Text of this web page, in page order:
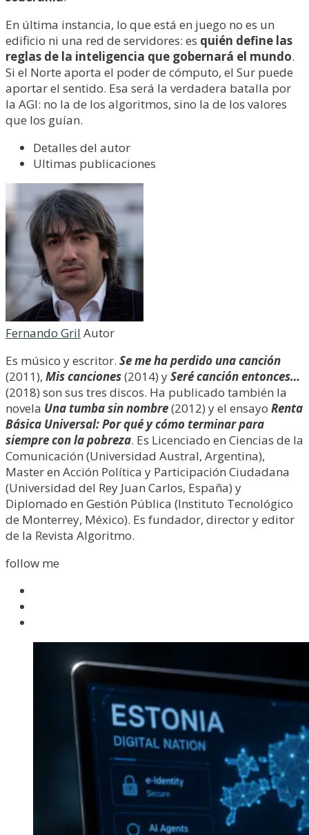
En última instancia, lo que está en juego no es un
edificio ni una red de servidores: es quién define las
reglas de la inteligencia que gobernará el mundo.
Si el Norte aporta el poder de cómputo, el Sur puede
aportar el sentido. Esa será la verdadera batalla por
la AGI: no la de los algoritmos, sino la de los valores
que los guían.
Detalles del autor
Ultimas publicaciones
Fernando Gril Autor
Es músico y escritor. Se me ha perdido una canción
(2011), Mis canciones(2014) ySeré canción entonces…
(2018) son sus tres discos. Ha publicado también la
novela Una tumba sin nombre(2012) y el ensayo Renta
Básica Universal: Por qué y cómo terminar para
siempre con la pobreza. Es Licenciado en Ciencias de la
Comunicación (Universidad Austral, Argentina),
Master en Acción Política y Participación Ciudadana
(Universidad del Rey Juan Carlos, España) y
Diplomado en Gestión Pública (Instituto Tecnológico
de Monterrey, México). Es fundador, director y editor
de la Revista Algoritmo.
follow me